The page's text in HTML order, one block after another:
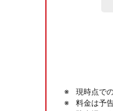
現時点で
料金は予